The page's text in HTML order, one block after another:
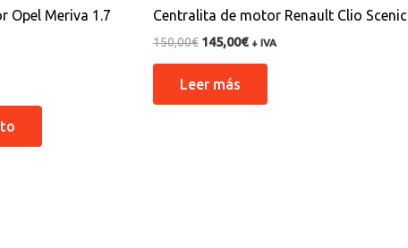
Opel Meriva 1.7
Centralita de motor Renault Clio Scenic
150,00€ 145,00€ + IVA
Leer más